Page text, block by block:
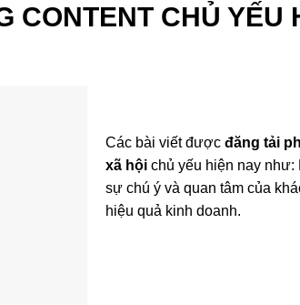
CONTENT CHỦ YẾU
Các bài viết được đăng tải
xã hội chủ yếu hiện nay
sự chú ý và quan tâm của
hiệu quả kinh doanh.